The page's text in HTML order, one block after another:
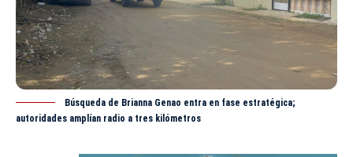
Búsqueda de Brianna Genao entra en fase estratégica;
autoridades amplían radio a tres kilómetros